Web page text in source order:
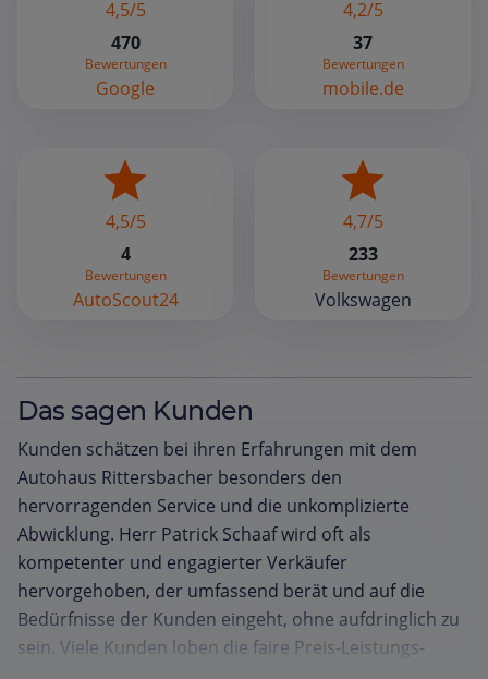
4,5/5
470
Bewertungen
Google
4,2/5
37
Bewertungen
mobile.de
4,5/5
4
Bewertungen
AutoScout24
4,7/5
233
Bewertungen
Volkswagen
Das sagen Kunden
Kunden schätzen bei ihren Erfahrungen mit dem
Autohaus Rittersbacher besonders den
hervorragenden Service und die unkomplizierte
Abwicklung. Herr Patrick Schaaf wird oft als
kompetenter und engagierter Verkäufer
hervorgehoben, der umfassend berät und auf die
Bedürfnisse der Kunden eingeht, ohne aufdringlich zu
sein. Viele Kunden loben die faire Preis-Leistungs-